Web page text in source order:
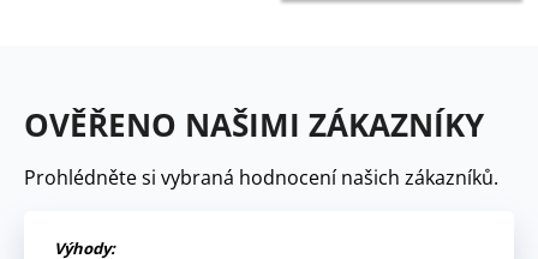
OVĚŘENO NAŠIMI ZÁKAZNÍKY
Prohlédněte si vybraná hodnocení našich zákazníků.
Výhody: